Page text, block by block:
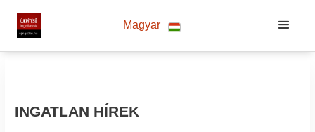
Magyar
INGATLAN HÍREK